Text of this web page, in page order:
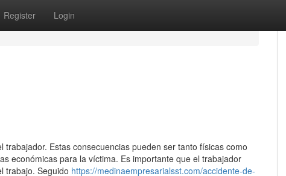
Register Login
Estas consecuencias pueden ser tanto físicas como
económicas para la víctima. Es importante que el trabajador
trabajo. Seguido https://medinaempresarialsst.com/accidente-de-